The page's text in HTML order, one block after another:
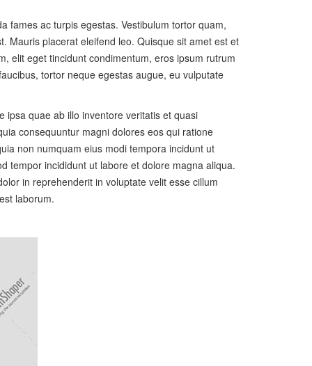
fames ac turpis egestas. Vestibulum tortor quam,
Mauris placerat eleifend leo. Quisque sit amet est et
elit eget tincidunt condimentum, eros ipsum rutrum
tortor neque egestas augue, eu vulputate
ipsa quae ab illo inventore veritatis et quasi
consequuntur magni dolores eos qui ratione
non numquam eius modi tempora incidunt ut
tempor incididunt ut labore et dolore magna aliqua.
in reprehenderit in voluptate velit esse cillum
laborum.